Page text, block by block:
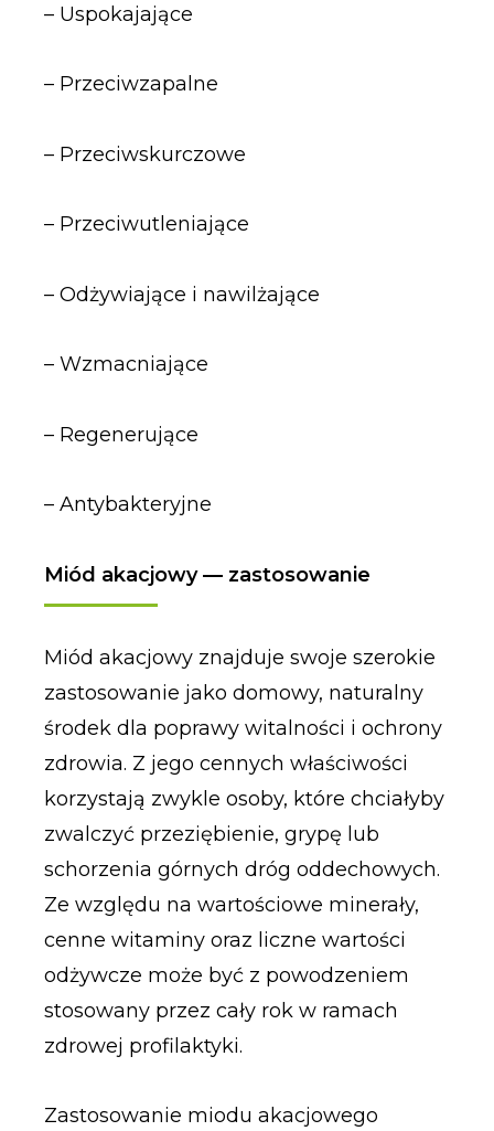
– Uspokajające
– Przeciwzapalne
– Przeciwskurczowe
– Przeciwutleniające
– Odżywiające i nawilżające
– Wzmacniające
– Regenerujące
– Antybakteryjne
Miód akacjowy — zastosowanie
Miód akacjowy znajduje swoje szerokie
zastosowanie jako domowy, naturalny
środek dla poprawy witalności i ochrony
zdrowia. Z jego cennych właściwości
korzystają zwykle osoby, które chciałyby
zwalczyć przeziębienie, grypę lub
schorzenia górnych dróg oddechowych.
Ze względu na wartościowe minerały,
cenne witaminy oraz liczne wartości
odżywcze może być z powodzeniem
stosowany przez cały rok w ramach
zdrowej profilaktyki.
Zastosowanie miodu akacjowego